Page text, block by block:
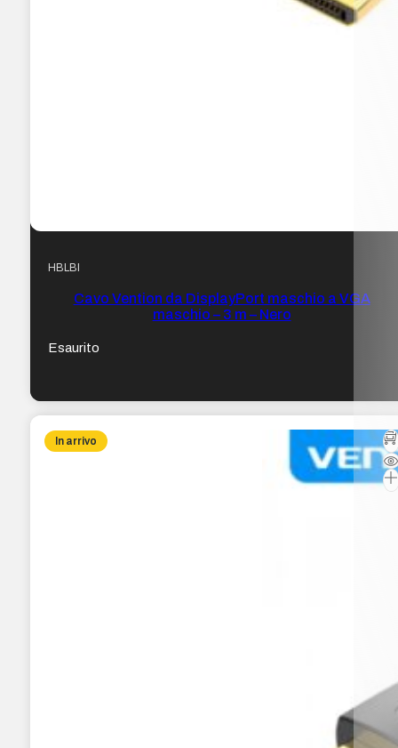
HBLBI
Cavo Vention da DisplayPort maschio a VGA
maschio – 3 m – Nero
Esaurito
In arrivo